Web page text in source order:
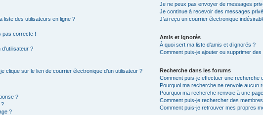
liste des utilisateurs en ligne ?
pas correcte !
?
clique sur le lien de courrier électronique d’un utilisateur ?
?
?
?
Je ne peux pas envoyer de messages
Je continue à recevoir des messages
J’ai reçu un courrier électronique
Amis et ignorés
À quoi sert ma liste d’amis et d’ignorés ?
Comment puis-je ajouter ou supprimer des
Recherche dans les forums
Comment puis-je effectuer une recherche
Pourquoi ma recherche ne renvoie aucun
Pourquoi ma recherche renvoie à une
Comment puis-je rechercher des
Comment puis-je retrouver mes propres